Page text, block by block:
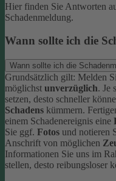
Hier finden Sie Antworten
Schadenmeldung.
Wann sollte ich die
Wann sollte ich die
Grundsätzlich gilt: Melden
möglichst unverzüglich. Je
setzen, desto schneller
Schadens kümmern.
einem Schadenereignis eine
Sie ggf. Fotos und notieren
Anschrift von möglichen
Informationen Sie uns im
stellen, desto reibungsloser